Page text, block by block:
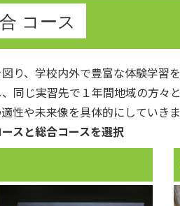
コース
り、学校内外で豊富な体験学習
同じ実習先で１年間地域の方々
性や未来像を具体的にしていきま
スと総合コースを選択